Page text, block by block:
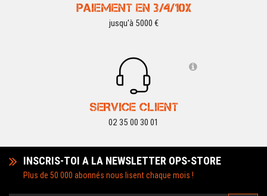
PAIEMENT EN 3/4/10X
jusqu'à 5000 €
SERVICE CLIENT
02 35 00 30 01
INSCRIS-TOI A LA NEWSLETTER OPS-STORE
Plus de 50 000 abonnés nous lisent chaque mois !